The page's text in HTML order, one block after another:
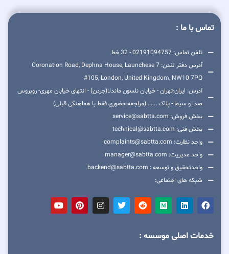
تماس با ما :
تلفن تماس: 02191094757 - 32 خط
آدرس دفتر لندن: 7 Coronation Road, Dephna House, Launchese
#105, London, United Kingdom, NW10 7PQ
آدرس: ایران-تهران - خیابان نلسون ماندلا(جردن) - انتهای خیابان مهری- روبروس
صدا و سیما - پلاک ...... (مراجعه حضوری فقط با هماهنگی قبلی)
بخش فروش: service@sabtta.com
بخش فنی: technical@sabtta.com
واحد نظارت: complaints@sabtta.com
واحد مدیریت: manager@sabtta.com
واحدتحقیق و توسعه : backend@sabtta.com
شبکه های اجتماعی:
خدمات اصلی موسسه :